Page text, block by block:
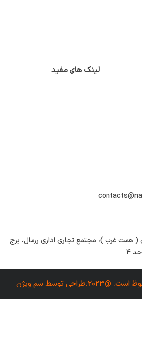
( همت غرب )، مجتمع تجاری اداری رزمال، برج
لینک های مفید
توسط سم ویژن